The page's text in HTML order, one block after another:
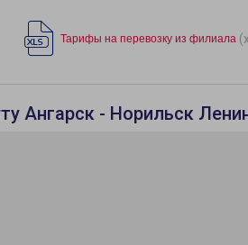
Тарифы на перевозку из филиала
Ангарск - Норильск